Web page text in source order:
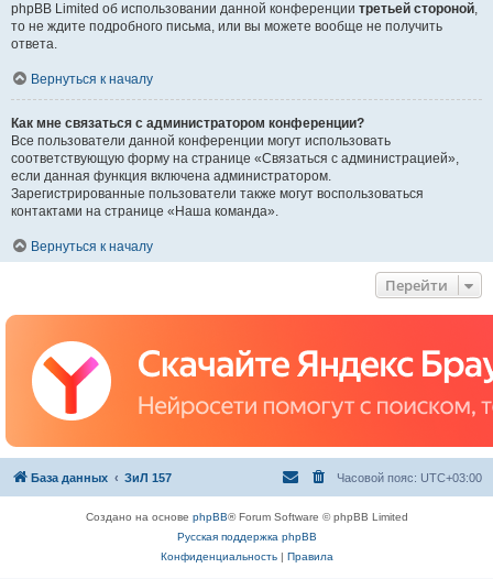
phpBB Limited об использовании данной конференции третьей стороной,
то не ждите подробного письма, или вы можете вообще не получить
ответа.
Вернуться к началу
Как мне связаться с администратором конференции?
Все пользователи данной конференции могут использовать
соответствующую форму на странице «Связаться с администрацией»,
если данная функция включена администратором.
Зарегистрированные пользователи также могут воспользоваться
контактами на странице «Наша команда».
Вернуться к началу
Перейти
База данных ЗиЛ 157 Часовой пояс: UTC+03:00
Создано на основе phpBB® Forum Software © phpBB Limited
Русская поддержка phpBB
Конфиденциальность| Правила